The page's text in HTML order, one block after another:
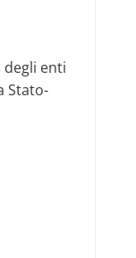
enti
Stato-